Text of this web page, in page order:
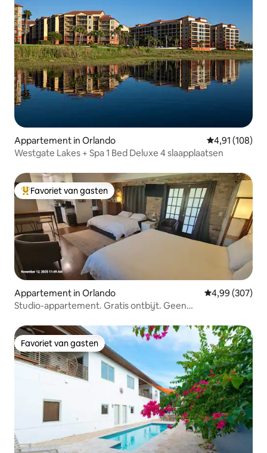
Appartement in Orlando Gemiddelde
4,91 (108)
Westgate Lakes + Spa 1 Bed Deluxe 4 slaapplaatsen
Topfavoriet van gasten
Favoriet van gasten
Appartement in Orlando Gemiddelde
4,99 (307)
Studio-appartement. Gratis ontbijt. Geen
Favoriet van gasten
Favoriet van gasten